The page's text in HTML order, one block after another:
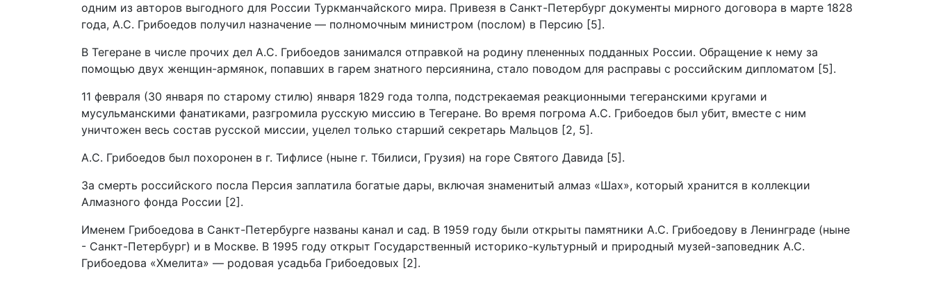
одним из авторов выгодного для России Туркманчайского мира. Привезя в Санкт-Петербург документы мирного договора в марте 1828
года, А.С. Грибоедов получил назначение — полномочным министром (послом) в Персию [5].
В Тегеране в числе прочих дел А.С. Грибоедов занимался отправкой на родину плененных подданных России. Обращение к нему за
помощью двух женщин-армянок, попавших в гарем знатного персиянина, стало поводом для расправы с российским дипломатом [5].
11 февраля (30 января по старому стилю) января 1829 года толпа, подстрекаемая реакционными тегеранскими кругами и
мусульманскими фанатиками, разгромила русскую миссию в Тегеране. Во время погрома А.С. Грибоедов был убит, вместе с ним
уничтожен весь состав русской миссии, уцелел только старший секретарь Мальцов [2, 5].
А.С. Грибоедов был похоронен в г. Тифлисе (ныне г. Тбилиси, Грузия) на горе Святого Давида [5].
За смерть российского посла Персия заплатила богатые дары, включая знаменитый алмаз «Шах», который хранится в коллекции
Алмазного фонда России [2].
Именем Грибоедова в Санкт-Петербурге названы канал и сад. В 1959 году были открыты памятники А.С. Грибоедову в Ленинграде (ныне
- Санкт-Петербург) и в Москве. В 1995 году открыт Государственный историко-культурный и природный музей-заповедник А.С.
Грибоедова «Хмелита» — родовая усадьба Грибоедовых [2].